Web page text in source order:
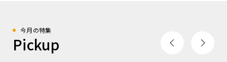
今月の特集
Pickup